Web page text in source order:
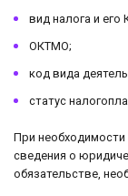
вид налога и его
ОКТМО;
код вида
статус
При
сведения о
обязательстве,